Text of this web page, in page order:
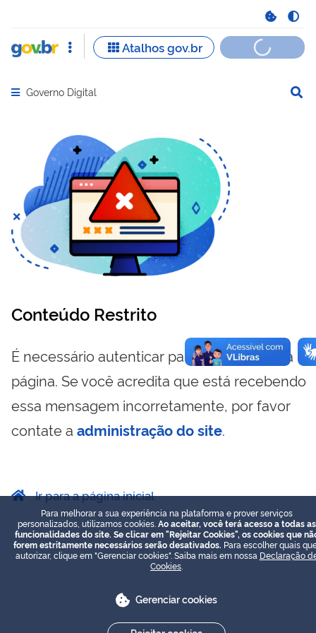
Abrir menu principal de navegação
Governo Digital
Conteúdo Restrito
É necessário autenticar para visualizar essa
página. Se você acredita que está recebendo
essa mensagem incorretamente, por favor
contate a administração do site.
Ir para a página inicial
Para melhorar a sua experiência na plataforma e prover serviços
personalizados, utilizamos cookies. Ao aceitar, você terá acesso a todas as
funcionalidades do site. Se clicar em "Rejeitar Cookies", os cookies que
forem estritamente necessários serão desativados. Para escolher quais
autorizar, clique em "Gerenciar cookies". Saiba mais em nossa Declaração
Cookies
Gerenciar cookies